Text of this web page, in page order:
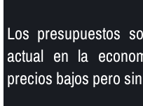
Los presupuestos
actual en la
precios bajos pero